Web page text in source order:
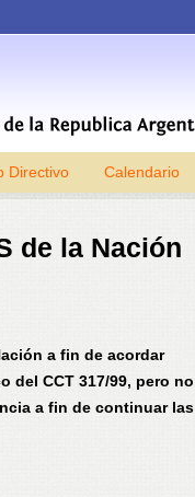
Skip to content
Directivo Calendario
de la Nación
a fin de acordar
del CCT 317/99, pero no
a fin de continuar las